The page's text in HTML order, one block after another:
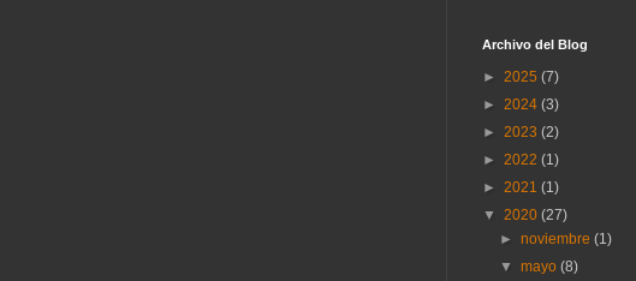
Archivo del Blog
► 2025 (7)
► 2024 (3)
► 2023 (2)
► 2022 (1)
► 2021 (1)
▼ 2020 (27)
►noviembre(1)
▼mayo(8)